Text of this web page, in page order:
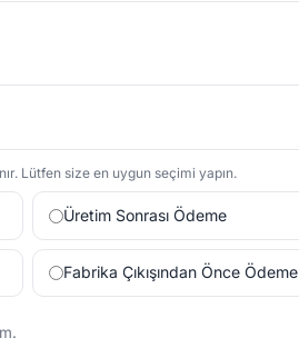
Lütfen size en uygun seçimi yapın.
Üretim Sonrası Ödeme
Fabrika Çıkışından Önce Ödeme